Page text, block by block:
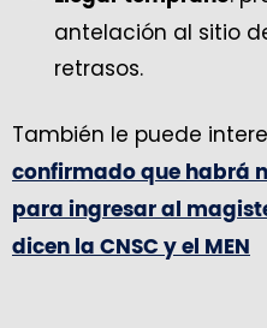
antelación al sitio
retrasos.
También le puede
confirmado que habrá
para ingresar al
dicen la CNSC y el MEN